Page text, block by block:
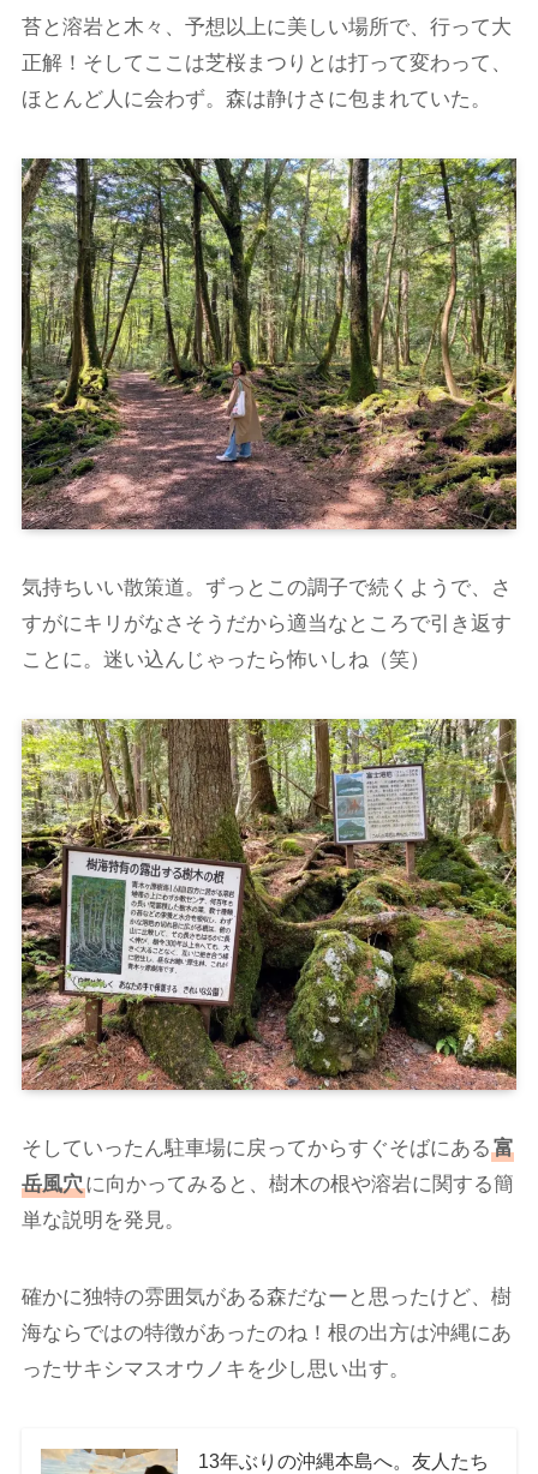
苔と溶岩と木々、予想以上に美しい場所で、行って大
正解！そしてここは芝桜まつりとは打って変わって、
ほとんど人に会わず。森は静けさに包まれていた。
気持ちいい散策道。ずっとこの調子で続くようで、さ
すがにキリがなさそうだから適当なところで引き返す
ことに。迷い込んじゃったら怖いしね（笑）
そしていったん駐車場に戻ってからすぐそばにある 富
岳風穴に向かってみると、樹木の根や溶岩に関する簡
単な説明を発見。
確かに独特の雰囲気がある森だなーと思ったけど、樹
海ならではの特徴があったのね！根の出方は沖縄にあ
ったサキシマスオウノキを少し思い出す。
13年ぶりの沖縄本島へ。友人たち